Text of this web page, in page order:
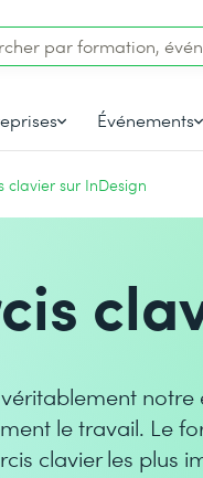
Événements
clavier sur InDesign
le travail. Le
clavier les plus